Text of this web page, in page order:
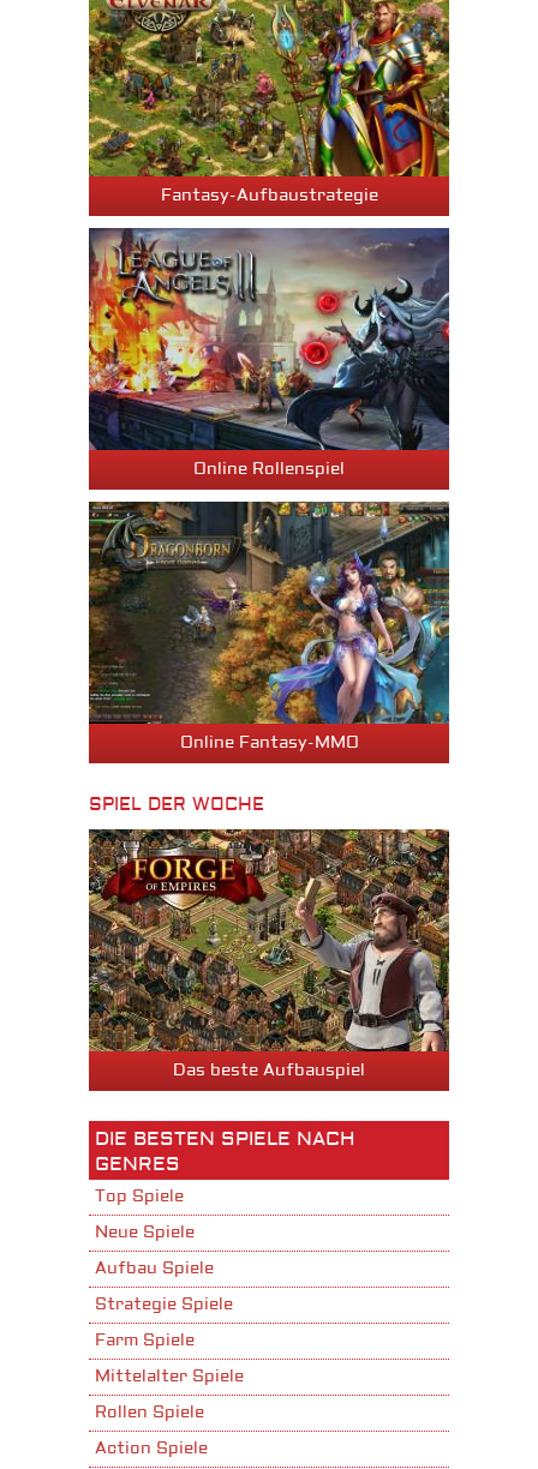
Fantasy-Aufbaustrategie
Online Rollenspiel
Online Fantasy-MMO
SPIEL DER WOCHE
Das beste Aufbauspiel
DIE BESTEN SPIELE NACH
GENRES
Top Spiele
Neue Spiele
Aufbau Spiele
Strategie Spiele
Farm Spiele
Mittelalter Spiele
Rollen Spiele
Action Spiele